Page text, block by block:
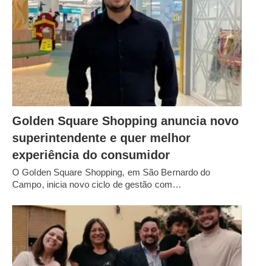
Golden Square Shopping anuncia novo
superintendente e quer melhor
experiência do consumidor
O Golden Square Shopping, em São Bernardo do
Campo, inicia novo ciclo de gestão com…